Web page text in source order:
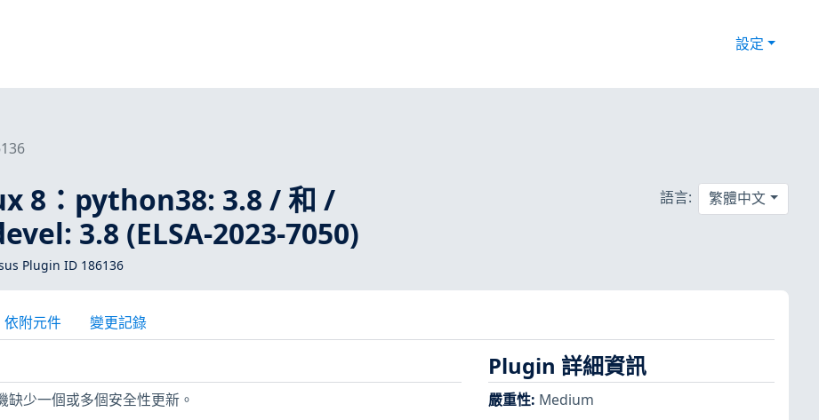
設定
8：python38: 3.8 / 和 /
3.8 (ELSA-2023-7050)
Plugin ID 186136
語言: 繁體中文
依附元件 變更記錄
少一個或多個安全性更新。
Plugin 詳細資訊
嚴重性: Medium